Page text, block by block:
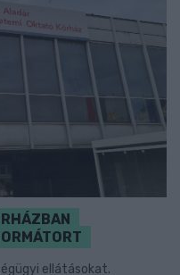
ellátásokat.